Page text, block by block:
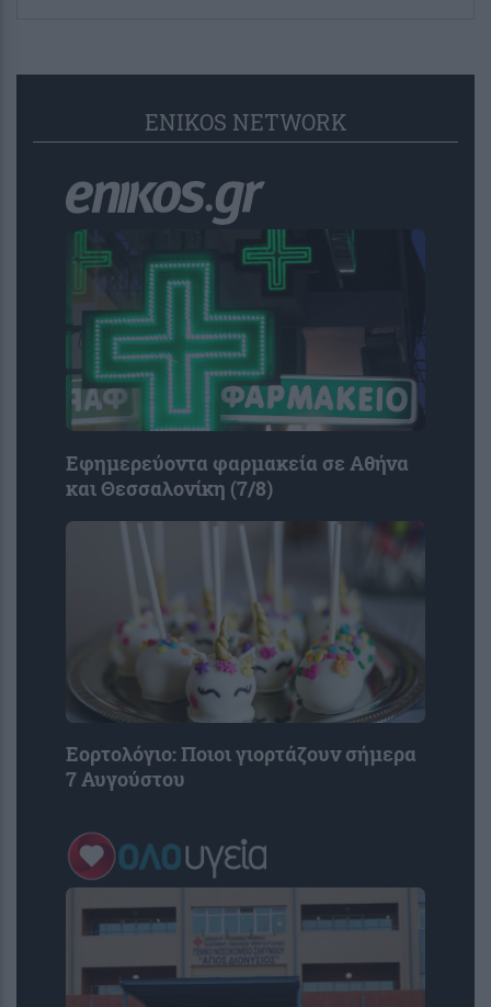
ENIKOS NETWORK
Εφημερεύοντα φαρμακεία σε Αθήνα
και Θεσσαλονίκη (7/8)
Εορτολόγιο: Ποιοι γιορτάζουν σήμερα
7 Αυγούστου